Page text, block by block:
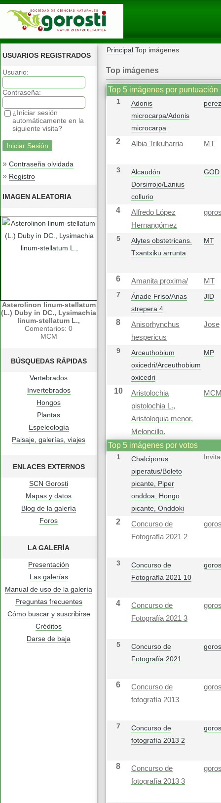
USUARIOS REGISTRADOS
Usuario:
Contraseña:
¿Iniciar sesión
automáticamente en la
siguiente visita?
» Contraseña olvidada
» Registro
IMAGEN ALEATORIA
Asterolinon linum-stellatum
(L.) Duby in DC., Lysimachia
linum-stellatum L.,
Comentarios: 0
MCM
BÚSQUEDAS RÁPIDAS
Vertebrados
Invertebrados
Hongos
Plantas
Espeleología
Paisaje, galerías, viajes
ENLACES EXTERNOS
SCN Gorosti
Mapas y datos
Blog de la galería
Foros
LA GALERÍA
Presentación
Las galerías
Manual de uso de la galería
Preguntas frecuentes
Cómo buscar y suscribirse
Créditos
Darse de baja
Principal Top imágenes
Top imágenes
Top 5 imágenes por puntuación
1
Adonis
microcarpa/Adonis
microcarpa
2 Albia Trikuharria MT
3
Alcaudón
Dorsirrojo/Lanius
collurio
GOD
4
Alfredo López
Hernangómez
5
Alytes obstetricans.
Txantxiku arrunta
MT
6 Amanita proxima/
MT
7
Ánade Friso/Anas
strepera 4
JID
8
Anisorhynchus
hespericus
Jose
9
Arceuthobium
oxicedri/Arceuthobium
oxicedri
MP
10
Aristolochia
pistolochia L.,
Aristoloquia menor,
Meloncillo.
Top 5 imágenes por votos
1
Chalciporus
piperatus/Boleto
picante, Piper
onddoa, Hongo
picante, Onddoki
2
Concurso de
Fotografía 2021 2
3
Concurso de
Fotografía 2021 10
4
Concurso de
Fotografía 2021 3
5
Concurso de
Fotografía 2021
6
Concurso de
fotografía 2013
7
Concurso de
fotografía 2013 2
8
Concurso de
fotografía 2013 3